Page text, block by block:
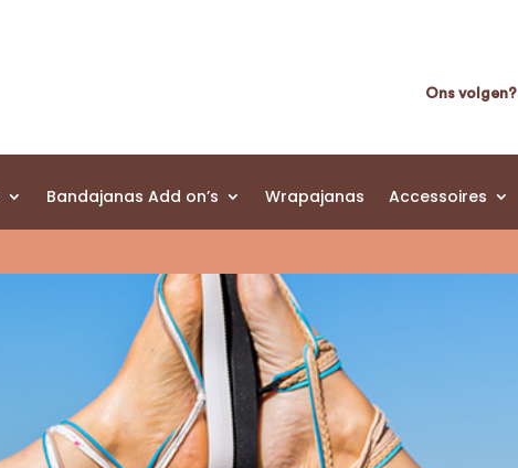
Ons volgen?
Bandajanas Add on’s Wrapajanas Accessoires